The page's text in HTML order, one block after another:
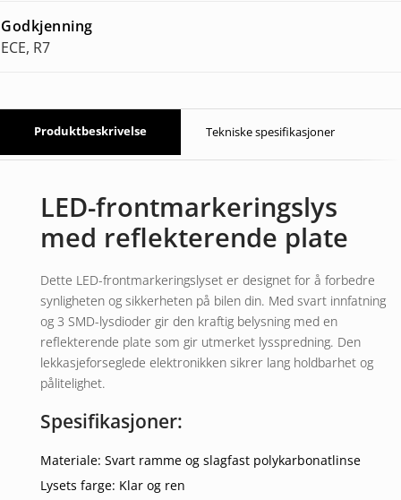
Godkjenning
ECE, R7
Produktbeskrivelse Tekniske spesifikasjoner
LED-frontmarkeringslys
med reflekterende plate
Dette LED-frontmarkeringslyset er designet for å forbedre
synligheten og sikkerheten på bilen din. Med svart innfatning
og 3 SMD-lysdioder gir den kraftig belysning med en
reflekterende plate som gir utmerket lysspredning. Den
lekkasjeforseglede elektronikken sikrer lang holdbarhet og
pålitelighet.
Spesifikasjoner:
Materiale: Svart ramme og slagfast polykarbonatlinse
Lysets farge: Klar og ren